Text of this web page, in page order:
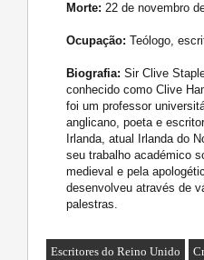
Morte: 22 de novembro
Ocupação: Teólogo,
Biografia: Sir Clive
conhecido como Clive
foi um professor
anglicano, poeta e
Irlanda, atual Irlanda do
seu trabalho académico
medieval e pela
desenvolveu através de
palestras.
Escritores do Reino Unido